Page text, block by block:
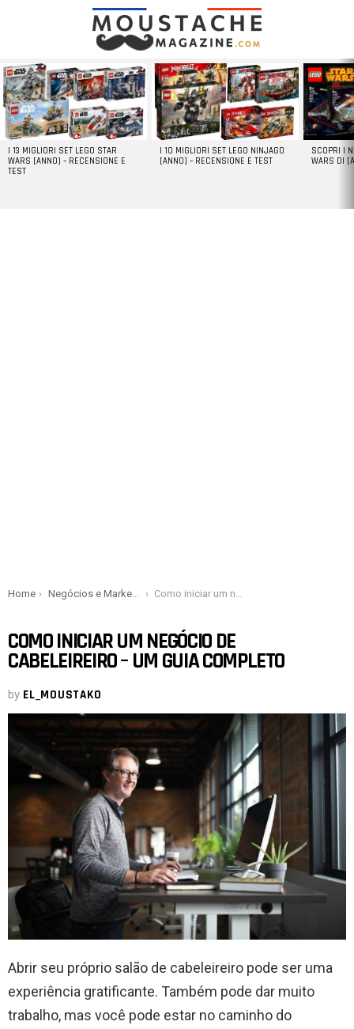
LATEST
STORIES
I 13 MIGLIORI SET LEGO STAR
WARS [ANNO] – RECENSIONE E
TEST
I 10 MIGLIORI SET LEGO NINJAGO
[ANNO] – RECENSIONE E TEST
SCOPRI I
WARS DI
You are here:
Home Negócios e Marketing Como iniciar um negócio de cabeleireiro – um guia completo
COMO INICIAR UM NEGÓCIO DE
CABELEIREIRO – UM GUIA COMPLETO
by EL_MOUSTAKO
Abrir seu próprio salão de cabeleireiro pode ser uma
experiência gratificante. Também pode dar muito
trabalho, mas você pode estar no caminho do